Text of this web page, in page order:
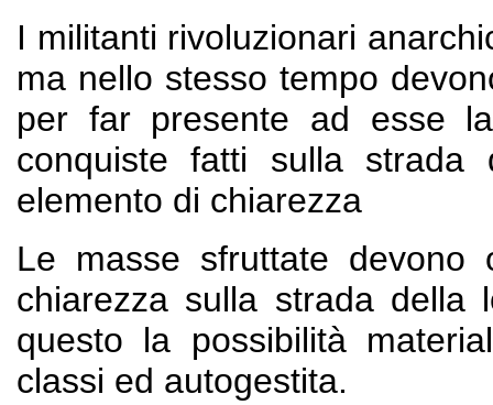
I militanti rivoluzionari
ma nello stesso tempo
per far presente ad esse
conquiste fatti sulla strada
elemento di chiarezza
Le masse sfruttate
chiarezza sulla strada della
questo la possibilità
classi ed autogestita.